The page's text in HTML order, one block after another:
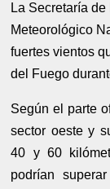
La Secretaría
Meteorológico
fuertes vientos
del Fuego
Según el parte
sector oeste y
40 y 60
podrían